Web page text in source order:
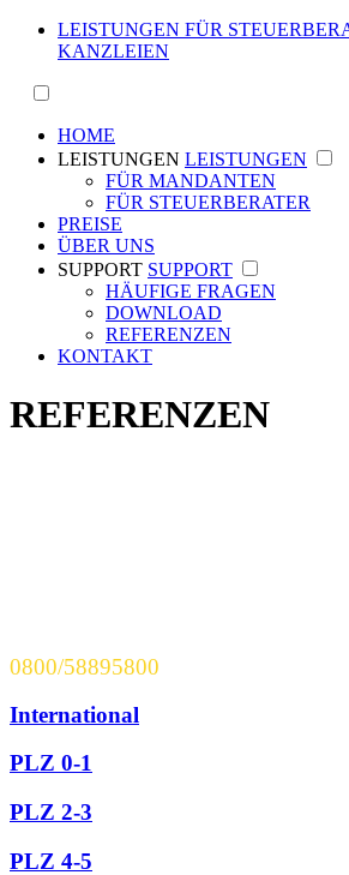
LEISTUNGEN FÜR
KANZLEIEN
HOME
LEISTUNGEN LEISTUNGEN
FÜR MANDANTEN
FÜR STEUERBERATER
PREISE
ÜBER UNS
SUPPORT SUPPORT
HÄUFIGE FRAGEN
DOWNLOAD
REFERENZEN
KONTAKT
REFERENZEN
0800/58895800
International
PLZ 0-1
PLZ 2-3
PLZ 4-5